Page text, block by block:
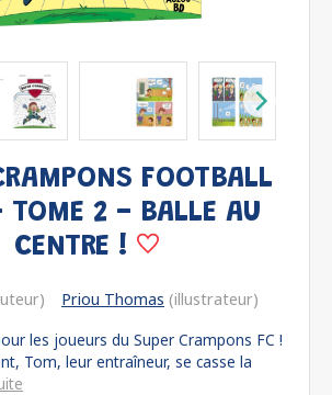
FOOTBALL
TOME 2 - BALLE AU
CENTRE !
Priou Thomas (illustrateur)
les joueurs du Super Crampons FC !
Tom, leur entraîneur, se casse la